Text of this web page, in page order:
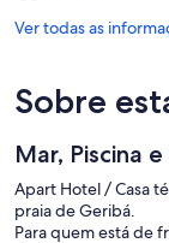
Ver todas as
Sobre
Mar, Piscina
Apart Hotel / Casa
praia de Geribá.
Para quem está de